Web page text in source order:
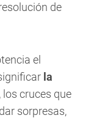
de
el
la
los cruces que
sorpresas,